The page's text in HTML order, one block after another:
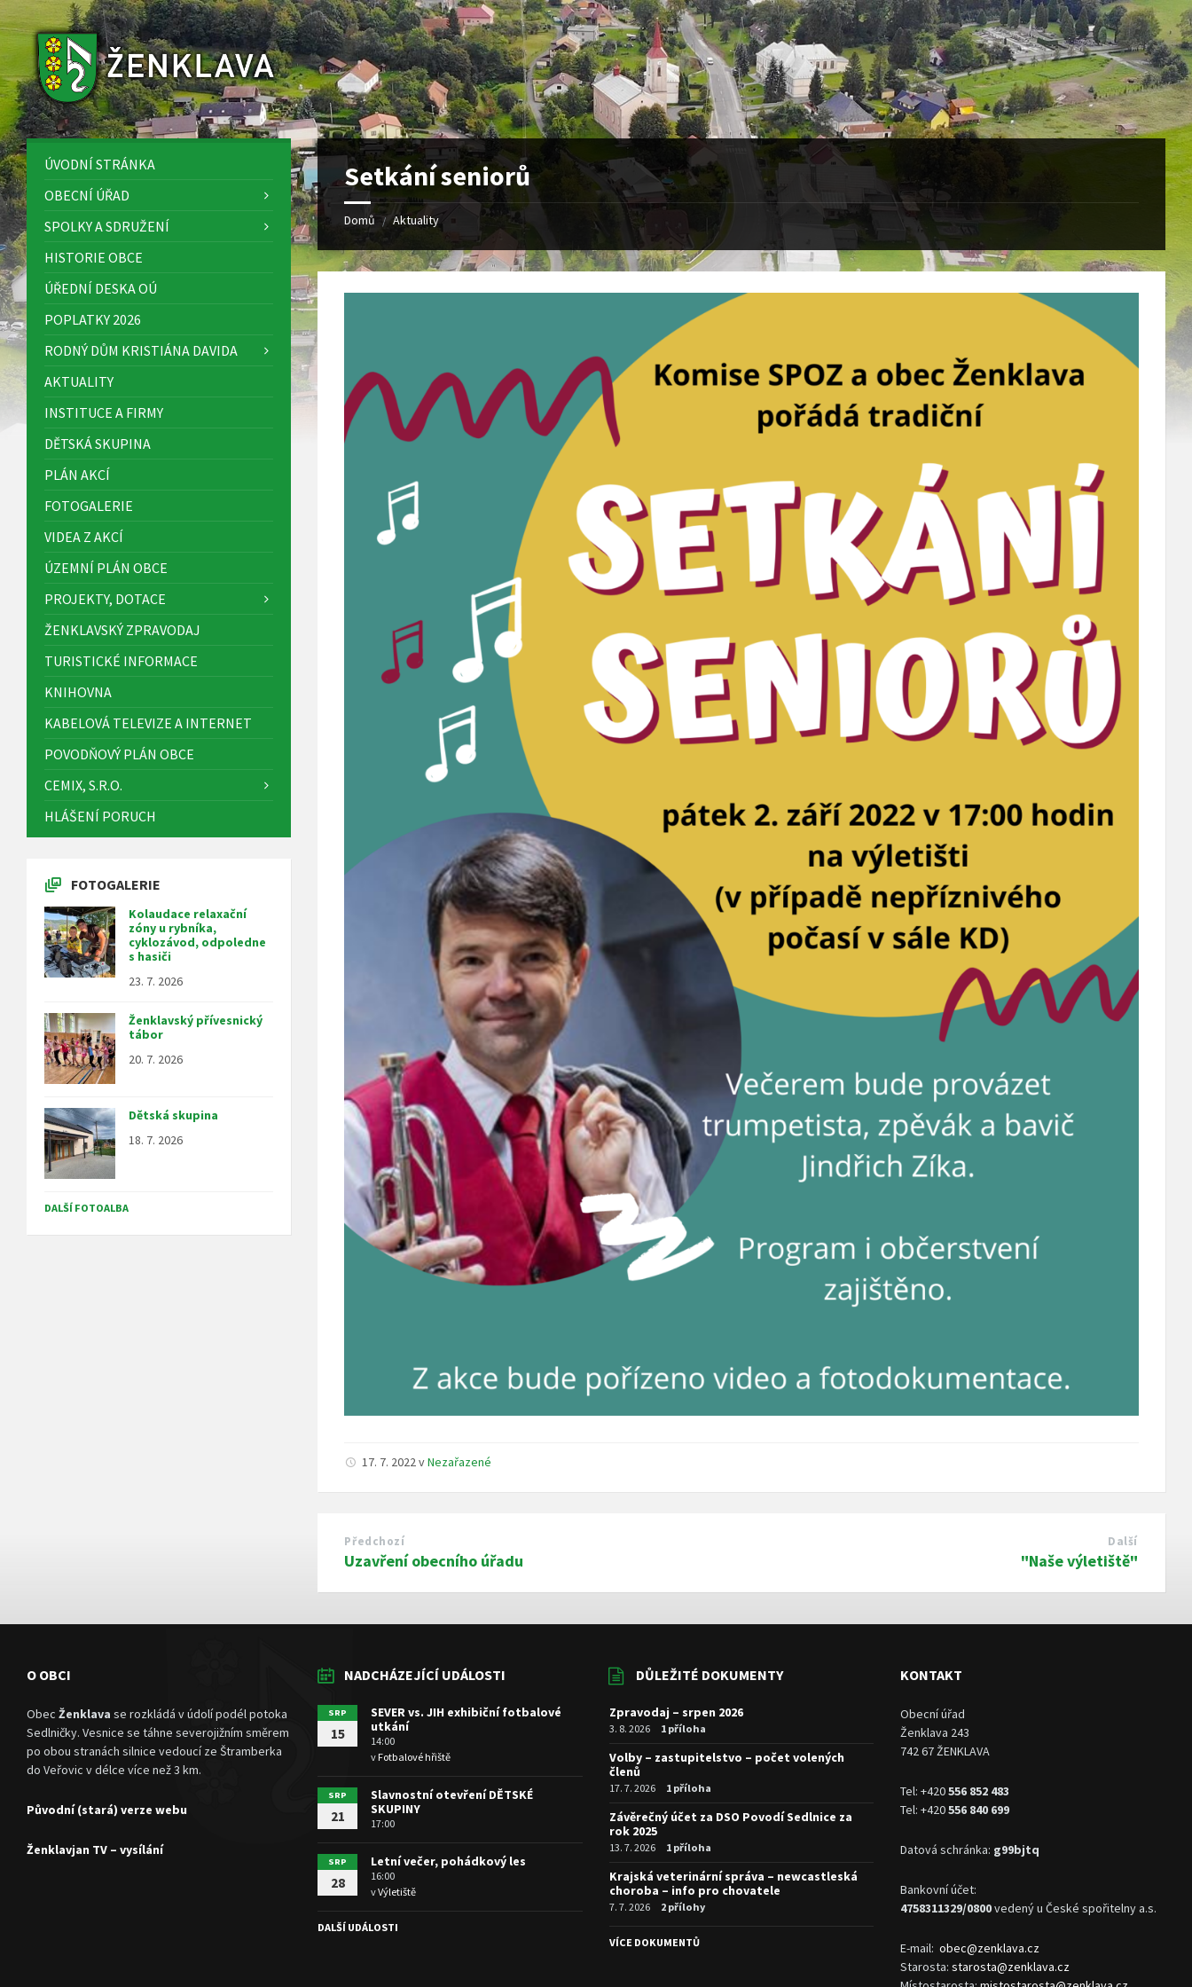
to
content
to
sidebar
to
footer
Setkání seniorů
Domů / Aktuality
17. 7. 2022vNezařazené
Předchozí
Uzavření obecního úřadu
Další
"Naše výletiště"
ÚVODNÍ STRÁNKA
OBECNÍ ÚŘAD
SPOLKY A SDRUŽENÍ
HISTORIE OBCE
ÚŘEDNÍ DESKA OÚ
POPLATKY 2026
RODNÝ DŮM KRISTIÁNA DAVIDA
AKTUALITY
INSTITUCE A FIRMY
DĚTSKÁ SKUPINA
PLÁN AKCÍ
FOTOGALERIE
VIDEA Z AKCÍ
ÚZEMNÍ PLÁN OBCE
PROJEKTY, DOTACE
ŽENKLAVSKÝ ZPRAVODAJ
TURISTICKÉ INFORMACE
KNIHOVNA
KABELOVÁ TELEVIZE A INTERNET
POVODŇOVÝ PLÁN OBCE
CEMIX, S.R.O.
HLÁŠENÍ PORUCH
FOTOGALERIE
Kolaudace relaxační
zóny u rybníka,
cyklozávod, odpoledne
s hasiči
23. 7. 2026
Ženklavský přívesnický
tábor
20. 7. 2026
Dětská skupina
18. 7. 2026
DALŠÍ FOTOALBA
O OBCI
Obec Ženklava se rozkládá v údolí podél potoka
Sedlničky. Vesnice se táhne severojižním směrem
po obou stranách silnice vedoucí ze Štramberka
do Veřovic v délce více než 3 km.
Původní (stará) verze webu
Ženklavjan TV – vysílání
NADCHÁZEJÍCÍ UDÁLOSTI
SRP
15
SEVER vs. JIH exhibiční fotbalové
utkání
14:00
vFotbalové hřiště
SRP
21
Slavnostní otevření DĚTSKÉ
SKUPINY
17:00
SRP
28
Letní večer, pohádkový les
16:00
vVýletiště
DALŠÍ UDÁLOSTI
DŮLEŽITÉ DOKUMENTY
Zpravodaj – srpen 2026
3. 8. 2026 1 příloha
Volby – zastupitelstvo – počet volených
členů
17. 7. 2026 1 příloha
Závěrečný účet za DSO Povodí Sedlnice za
rok 2025
13. 7. 2026 1 příloha
Krajská veterinární správa – newcastleská
choroba – info pro chovatele
7. 7. 2026 2 přílohy
VÍCE DOKUMENTŮ
KONTAKT
Obecní úřad
Ženklava 243
742 67 ŽENKLAVA
Tel: +420556 852 483
Tel: +420556 840 699
Datová schránka: g99bjtq
Bankovní účet:
4758311329/0800vedený u České spořitelny a.s.
E-mail:obec@zenklava.cz
Starosta:starosta@zenklava.cz